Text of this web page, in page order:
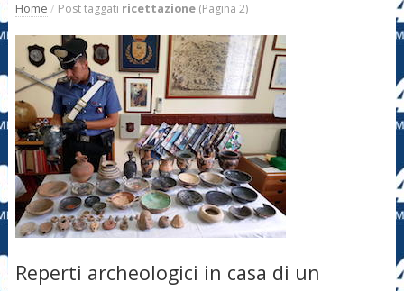
Home / Post taggati ricettazione(Pagina 2)
Reperti archeologici in casa di un